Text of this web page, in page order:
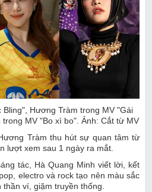
Bling", Hương Tràm trong MV "Gái
MV "Bo xì bo". Ảnh: Cắt từ MV
Tràm thu hút sự quan tâm từ
lượt xem sau 1 ngày ra mắt.
tác, Hà Quang Minh viết lời, kết
electro và rock tạo nên màu sắc
ví, giặm truyền thống.